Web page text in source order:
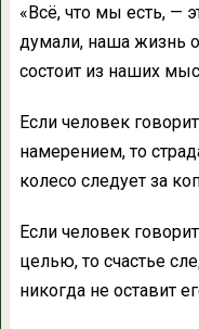
«Всё, что мы есть, —
думали, наша жизнь
состоит из наших
Если человек
намерением, то
колесо следует за
Если человек
целью, то счастье
никогда не оставит